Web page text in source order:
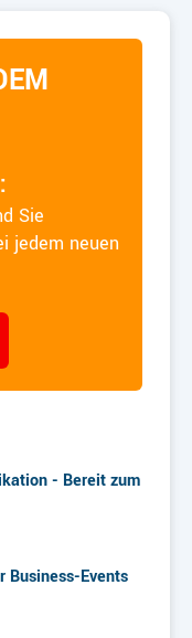
Sie
jedem neuen
- Bereit zum
Business-Events